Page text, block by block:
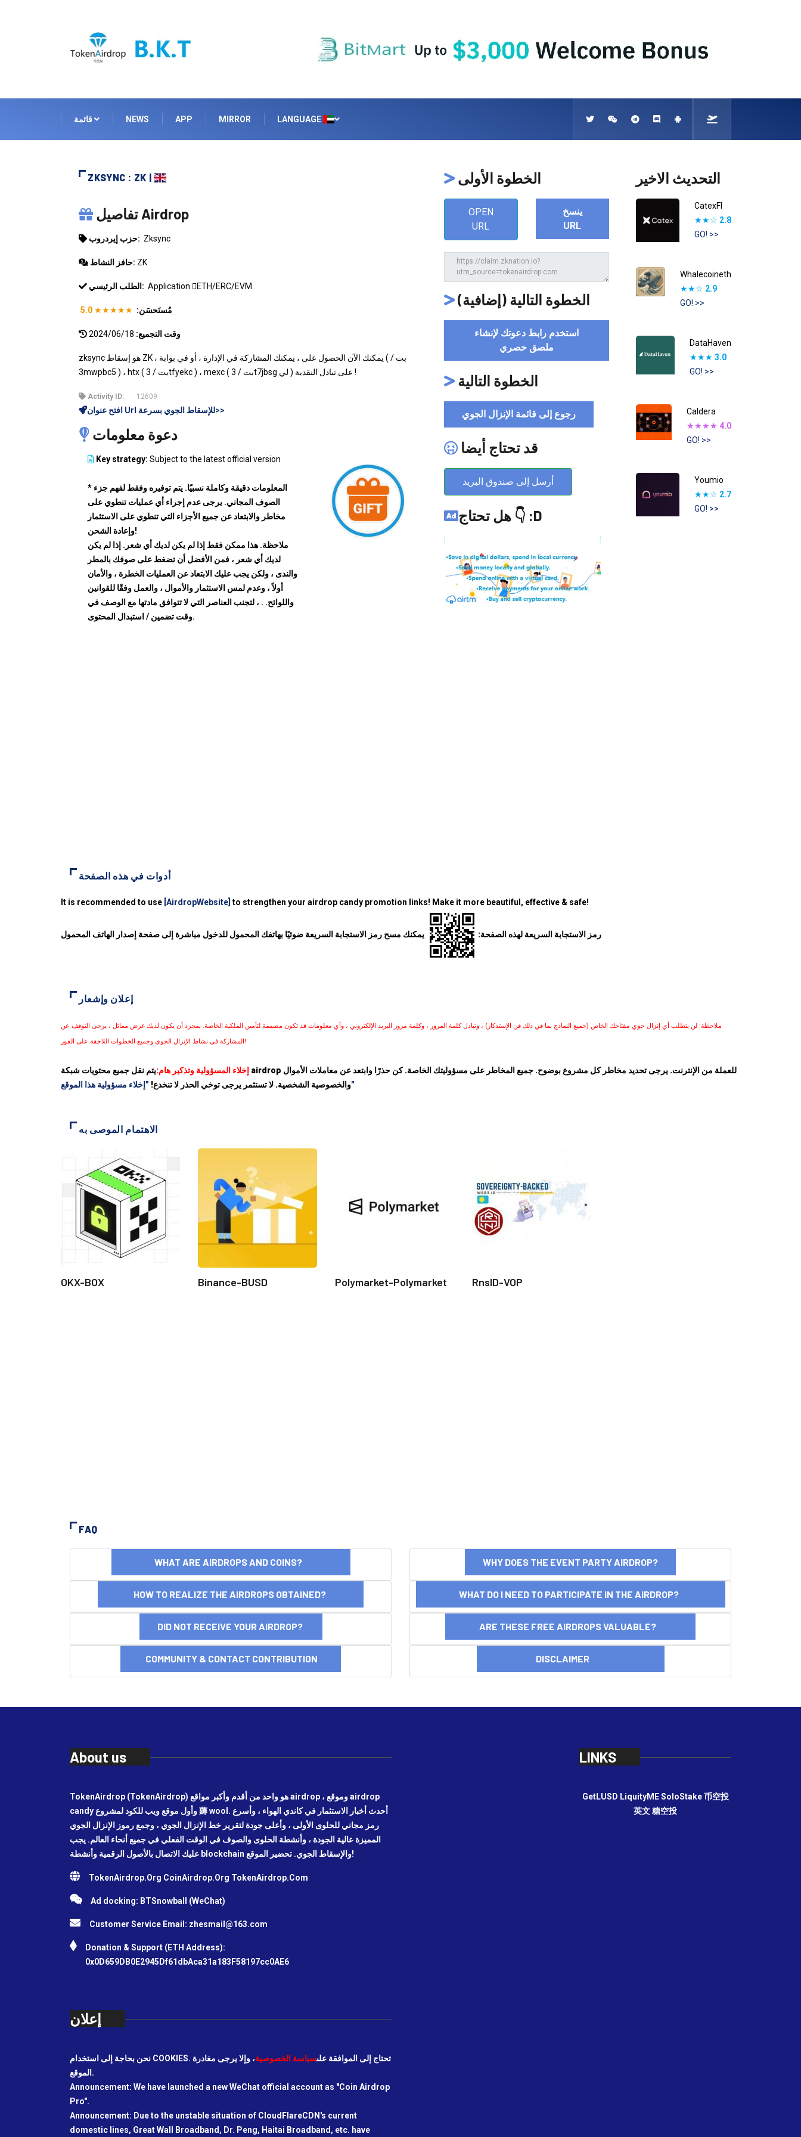
NEWS APP MIRROR LANGUAGE
ZKSYNC : ZK |
ZKSYNC
تفاصيل Airdrop
حزب إيردروب: Zksync
حافز النشاط: ZK
الطلب الرئيسي: Application ETH/ERC/EVM
مُستَحسَن: ★★★★★
5.0
وقت التجميع: 2024/06/18
zksync هو إسقاط ZK ، يمكنك الآن الحصول على ، يمكنك المشاركة في الإدارة ، أو في بوابة ( بت /
3mwpbc5 ) ، htx ( بت / 3tfyekc ) ، mexc ( بت / 3t7jbsg لي ) على تبادل النقدية !
Activity ID: 12609
افتح عنوان Url للإسقاط الجوي بسرعة>>
دعوة معلومات
Key strategy: Subject to the latest official version
* المعلومات دقيقة وكاملة نسبيًا. يتم توفيره وفقط لفهم جزء
الصوف المجاني. يرجى عدم إجراء أي عمليات تنطوي على
مخاطر والابتعاد عن جميع الأجزاء التي تنطوي على الاستثمار
وإعادة الشحن!
ملاحظة. هذا ممكن فقط إذا لم يكن لديك أي شعر. إذا لم يكن
لديك أي شعر ، فمن الأفضل أن تضغط على صوفك بالمطر
والندى ، ولكن يجب عليك الابتعاد عن العمليات الخطرة ، والأمان
أولاً ، وعدم لمس الاستثمار والأموال ، والعمل وفقًا للقوانين
واللوائح. . ، لتجنب العناصر التي لا تتوافق مادتها مع الوصف في
وقت تضمين / استبدال المحتوى.
الخطوة الأولى
OPEN
URL
ينسخ
URL
الخطوة التالية (إضافية)
استخدم رابط دعوتك لإنشاء
ملصق حصري
الخطوة التالية
رجوع إلى قائمة الإنزال الجوي
قد تحتاج أيضا
أرسل إلى صندوق البريد
هل تحتاج 👇 :D
التحديث الاخير
CatexFI
★★☆ 2.8
GO! >>
Whalecoineth
★★☆ 2.9
GO! >>
DataHaven
★★★ 3.0
GO! >>
Caldera
★★★★ 4.0
GO! >>
Youmio
★★☆ 2.7
GO! >>
أدوات في هذه الصفحة
It is recommended to use [AirdropWebsite] to strengthen your airdrop candy promotion links! Make it more beautiful, effective & safe!
رمز الاستجابة السريعة لهذه الصفحة: يمكنك مسح رمز الاستجابة السريعة ضوئيًا بهاتفك المحمول للدخول مباشرة إلى صفحة إصدار الهاتف المحمول
إعلان وإشعار
ملاحظة: لن يتطلب أي إنزال جوي مفتاحك الخاص (جميع النماذج بما في ذلك فن الإستذكار) ، وتبادل كلمة المرور ، وكلمة مرور البريد الإلكتروني ، وأي معلومات قد تكون مصممة لتأمين الملكية الخاصة. بمجرد أن يكون لديك غرض مماثل ، يرجى التوقف عن
المشاركة في نشاط الإنزال الجوي وجميع الخطوات اللاحقة على الفور!
إخلاء المسؤولية وتذكير هام:يتم نقل جميع محتويات شبكة airdrop للعملة من الإنترنت. يرجى تحديد مخاطر كل مشروع بوضوح. جميع المخاطر على مسؤوليتك الخاصة. كن حذرًا وابتعد عن معاملات الأموال
والخصوصية الشخصية. لا تستثمر يرجى توخي الحذر لا تنخدع!"إخلاء مسؤولية هذا الموقع"
الاهتمام الموصى به
OKX-BOX Binance-BUSD Polymarket-Polymarket RnsID-VOP
FAQ
WHAT ARE AIRDROPS AND COINS? WHY DOES THE EVENT PARTY AIRDROP?
HOW TO REALIZE THE AIRDROPS OBTAINED? WHAT DO I NEED TO PARTICIPATE IN THE AIRDROP?
DID NOT RECEIVE YOUR AIRDROP? ARE THESE FREE AIRDROPS VALUABLE?
COMMUNITY & CONTACT CONTRIBUTION DISCLAIMER
About us
TokenAirdrop (TokenAirdrop) هو واحد من أقدم وأكبر مواقع airdrop ، وموقع airdrop
candy وأول موقع ويب للكود لمشروع 薅 wool. أحدث أخبار الاستثمار في كاندي الهواء ، وأسرع
رمز مجاني للحلوى الأولى ، وأعلى جودة لتقرير خط الإنزال الجوي ، وجمع رموز الإنزال الجوي
المميزة عالية الجودة ، وأنشطة الحلوى والصوف في الوقت الفعلي في جميع أنحاء العالم. يجب
عليك الاتصال بالأصول الرقمية وأنشطة blockchain والإسقاط الجوي. تحضير الموقع!
TokenAirdrop.Org CoinAirdrop.Org TokenAirdrop.Com
Ad docking: BTSnowball (WeChat)
Customer Service Email: zhesmail@163.com
Donation & Support (ETH Address):
0x0D659DB0E2945Df61dbAca31a183F58197cc0AE6
LINKS
GetLUSD LiquityME SoloStake 币空投
英文糖空投
إعلان
نحن بحاجة إلى استخدام COOKIES. تحتاج إلى الموافقة علىسياسة الخصوصية، وإلا يرجى مغادرة
الموقع.
Announcement: We have launched a new WeChat official account as "Coin Airdrop
Pro".
Announcement: Due to the unstable situation of CloudFlareCDN's current
domestic lines, Great Wall Broadband, Dr. Peng, Haitai Broadband, etc. have